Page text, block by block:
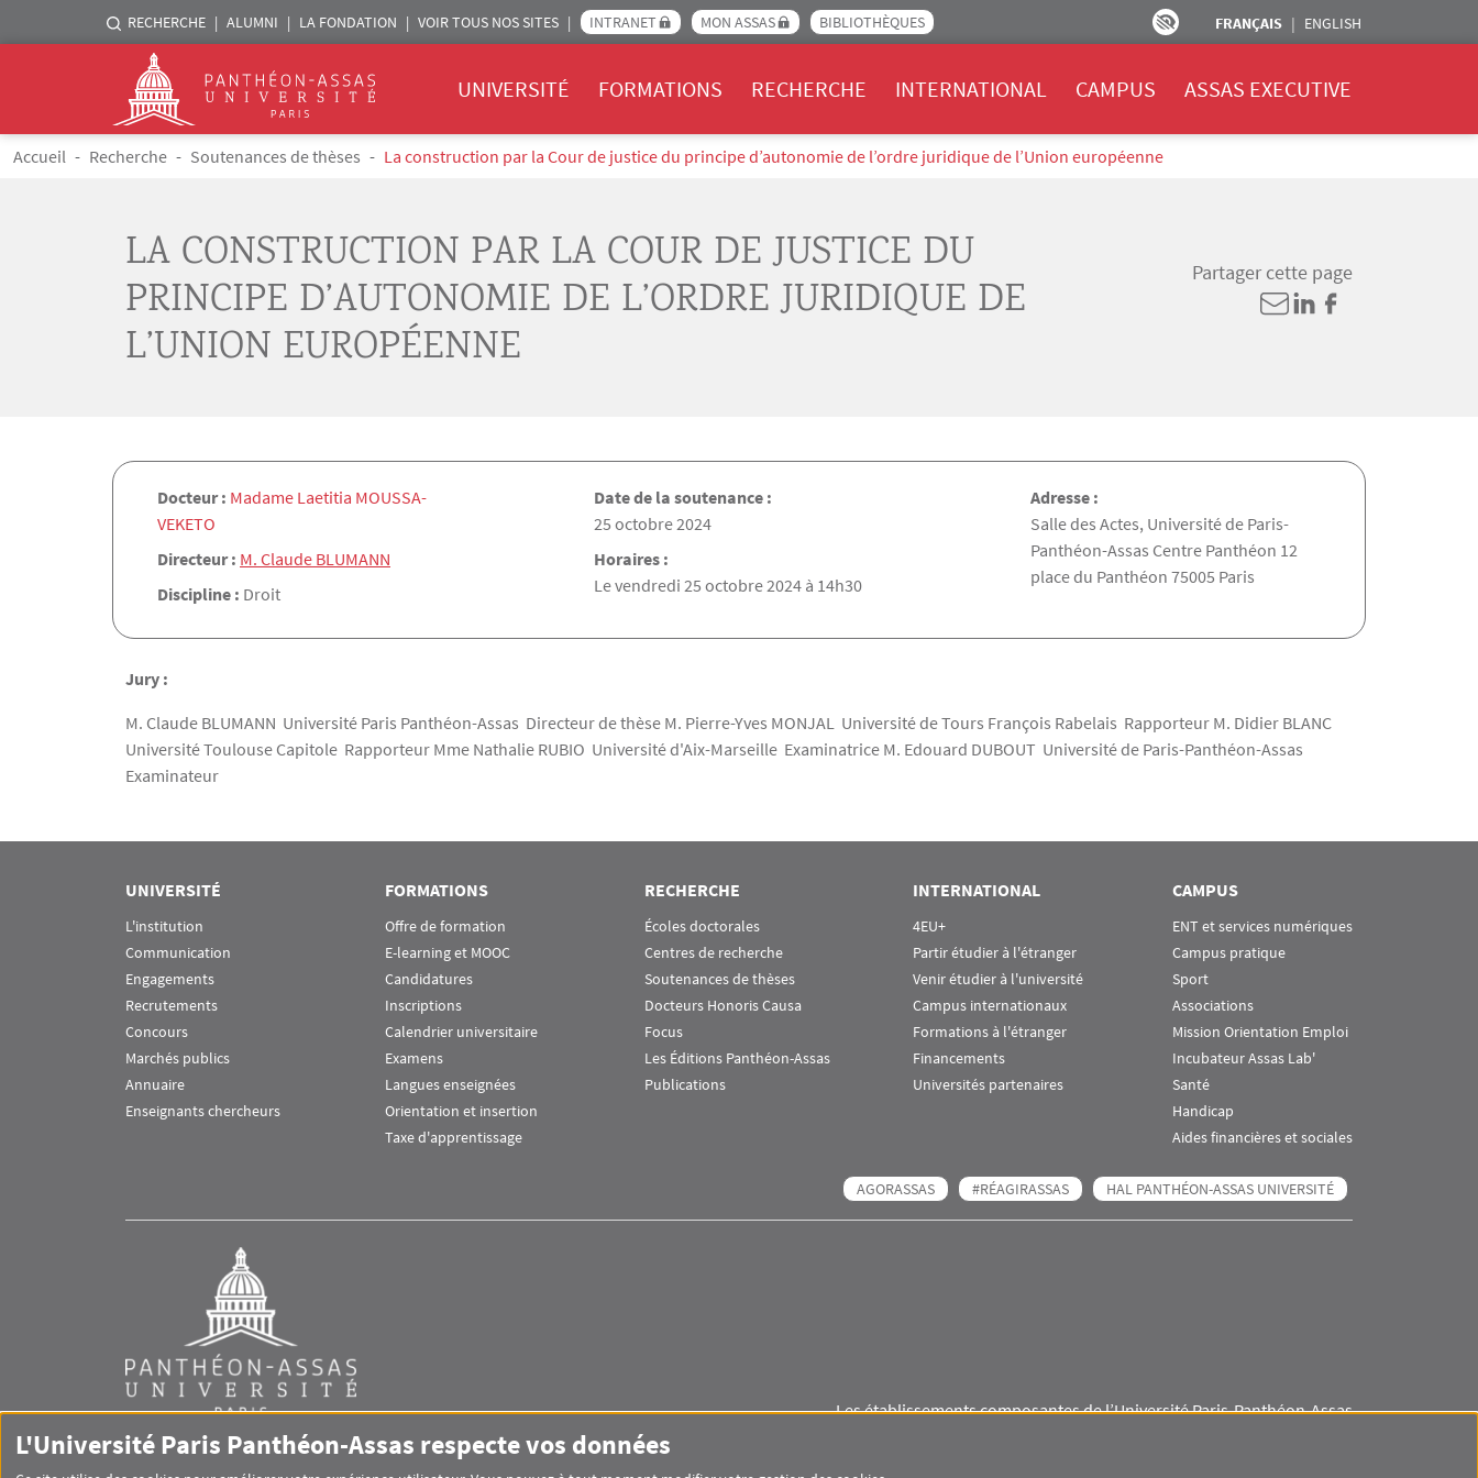
Aller au contenu principal
Menu liste sites Assas
RECHERCHE ALUMNI LA FONDATION VOIR TOUS NOS SITES INTRANET MON ASSAS BIBLIOTHÈQUES FRANÇAIS ENGLISH
Logo
UNIVERSITÉ FORMATIONS RECHERCHE INTERNATIONAL CAMPUS ASSAS EXECUTIVE
Fil d'Ariane
Accueil Recherche Soutenances de thèses La construction par la Cour de justice du principe d’autonomie de l’ordre juridique de l’Union européenne
LA CONSTRUCTION PAR LA COUR DE JUSTICE DU
PRINCIPE D’AUTONOMIE DE L’ORDRE JURIDIQUE DE
L’UNION EUROPÉENNE
Partager cette page
Docteur : Madame Laetitia MOUSSA-
VEKETO
Directeur : M. Claude BLUMANN
Discipline : Droit
Date de la soutenance :
Date de la soutenance
25 octobre 2024
Horaires :
Le vendredi 25 octobre 2024 à 14h30
Adresse :
Salle des Actes, Université de Paris-
Panthéon-Assas Centre Panthéon 12
place du Panthéon 75005 Paris
Jury :
M. Claude BLUMANN Université Paris Panthéon-Assas Directeur de thèse M. Pierre-Yves MONJAL Université de Tours François Rabelais Rapporteur M. Didier BLANC
Université Toulouse Capitole Rapporteur Mme Nathalie RUBIO Université d'Aix-Marseille Examinatrice M. Edouard DUBOUT Université de Paris-Panthéon-Assas
Examinateur
UNIVERSITÉ
L'institution
Communication
Engagements
Recrutements
Concours
Marchés publics
Annuaire
Enseignants chercheurs
FORMATIONS
Offre de formation
E-learning et MOOC
Candidatures
Inscriptions
Calendrier universitaire
Examens
Langues enseignées
Orientation et insertion
Taxe d'apprentissage
RECHERCHE
Écoles doctorales
Centres de recherche
Soutenances de thèses
Docteurs Honoris Causa
Focus
Les Éditions Panthéon-Assas
Publications
INTERNATIONAL
4EU+
Partir étudier à l'étranger
Venir étudier à l'université
Campus internationaux
Formations à l'étranger
Financements
Universités partenaires
CAMPUS
ENT et services numériques
Campus pratique
Sport
Associations
Mission Orientation Emploi
Incubateur Assas Lab'
Santé
Handicap
Aides financières et sociales
AGORASSAS #RÉAGIRASSAS HAL PANTHÉON-ASSAS UNIVERSITÉ
Les établissements composantes de l’Université Paris-Panthéon-Assas
L'Université Paris Panthéon-Assas respecte vos données